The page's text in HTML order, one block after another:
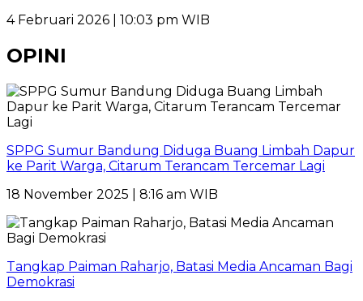
4 Februari 2026 | 10:03 pm WIB
OPINI
SPPG Sumur Bandung Diduga Buang Limbah Dapur
ke Parit Warga, Citarum Terancam Tercemar Lagi
18 November 2025 | 8:16 am WIB
Tangkap Paiman Raharjo, Batasi Media Ancaman Bagi
Demokrasi